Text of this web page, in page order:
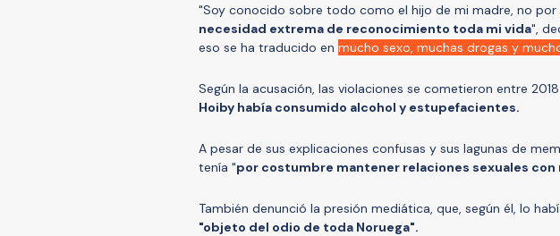
"Soy conocido sobre todo como el hijo de mi madre, no por
necesidad extrema de reconocimiento toda mi vida",
eso se ha traducido en mucho sexo, muchas drogas y
Según la acusación, las violaciones se cometieron entre
Hoiby había consumido alcohol y estupefacientes.
A pesar de sus explicaciones confusas y sus lagunas de
tenía "por costumbre mantener relaciones sexuales
También denunció la presión mediática, que, según él, lo
"objeto del odio de toda Noruega".